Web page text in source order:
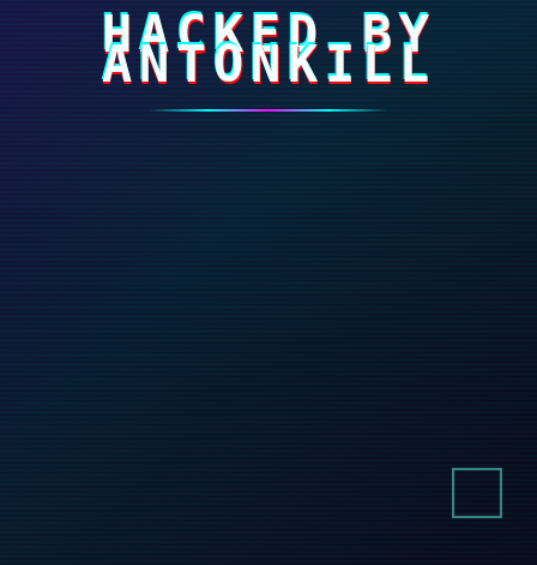
HACKED BY
ANTONKILL